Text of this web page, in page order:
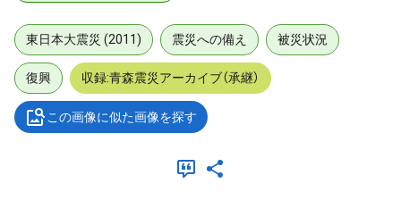
東日本大震災 (2011) 震災への備え 被災状況
復興 収録:青森震災アーカイブ（承継）
この画像に似た画像を探す